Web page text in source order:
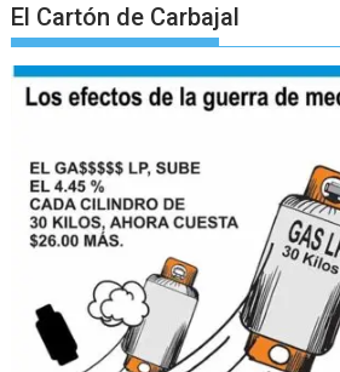
El Cartón de Carbajal